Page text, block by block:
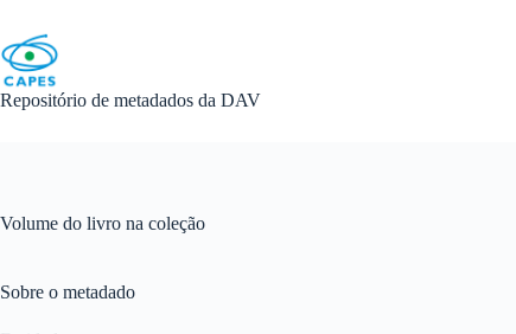
content
Repositório de metadados da DAV
Volume do livro na coleção
Sobre o metadado